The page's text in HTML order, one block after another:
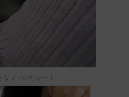
なママのちゅー！